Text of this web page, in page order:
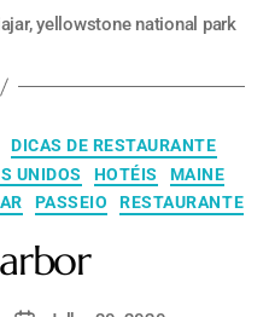
,yellowstone national park
DICAS DE RESTAURANTE
UNIDOS HOTÉIS
MAINE
PASSEIO RESTAURANTE